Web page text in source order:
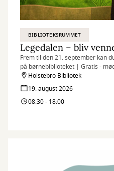
BIBLIOTEKSRUMMET
Legedalen – bliv
Frem til den 21. september kan
på børnebiblioteket | Gratis -
Holstebro Bibliotek
19. august 2026
08:30 - 18:00